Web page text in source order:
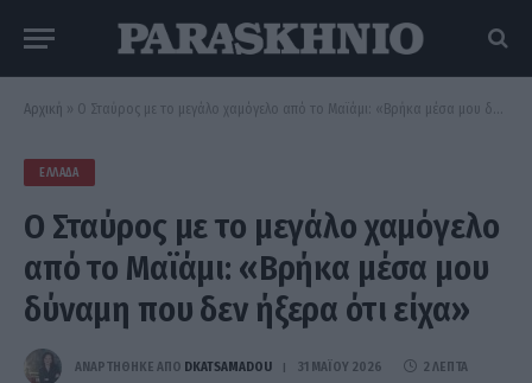
Αρχική » Ο Σταύρος με το μεγάλο χαμόγελο από το Μαϊάμι: «Βρήκα μέσα μου δύναμη που δεν ήξερα ότι είχα»
ΕΛΛΆΔΑ
Ο Σταύρος με το μεγάλο χαμόγελο
από το Μαϊάμι: «Βρήκα μέσα μου
δύναμη που δεν ήξερα ότι είχα»
ΑΝΑΡΤΗΘΗΚΕ ΑΠΟ DKATSAMADOU 31 ΜΑΪ́ΟΥ 2026 2 ΛΕΠΤΆ